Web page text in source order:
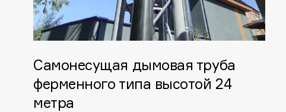
Самонесущая дымовая труба
ферменного типа высотой 24
метра